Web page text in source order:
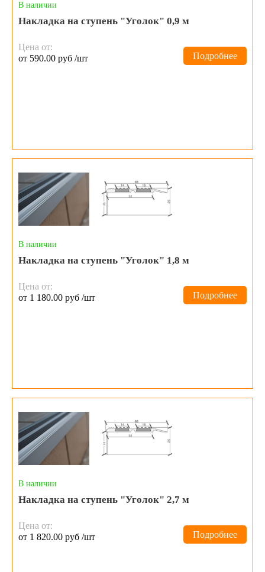
В наличии
Накладка на ступень "Уголок" 0,9 м
Цена от:
от 590.00 руб /шт
Подробнее
В наличии
Накладка на ступень "Уголок" 1,8 м
Цена от:
от 1 180.00 руб /шт
Подробнее
В наличии
Накладка на ступень "Уголок" 2,7 м
Цена от:
от 1 820.00 руб /шт
Подробнее